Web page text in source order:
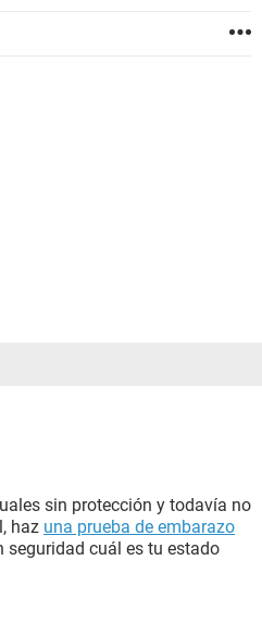
sin protección y todavía no
haz una prueba de embarazo
seguridad cuál es tu estado